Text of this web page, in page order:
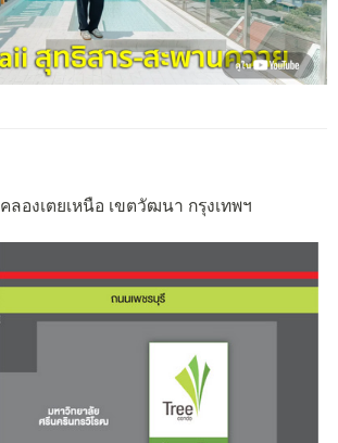
องเตยเหนือ เขตวัฒนา กรุงเทพฯ